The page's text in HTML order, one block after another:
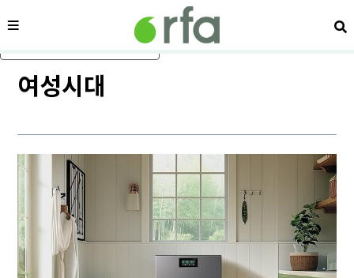
메인 콘텐츠로 건너뛰기
메뉴 검
여성시대